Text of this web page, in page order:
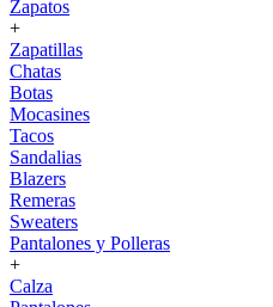
Zapatos
+
Zapatillas
Chatas
Botas
Mocasines
Tacos
Sandalias
Blazers
Remeras
Sweaters
Pantalones y Polleras
+
Calza